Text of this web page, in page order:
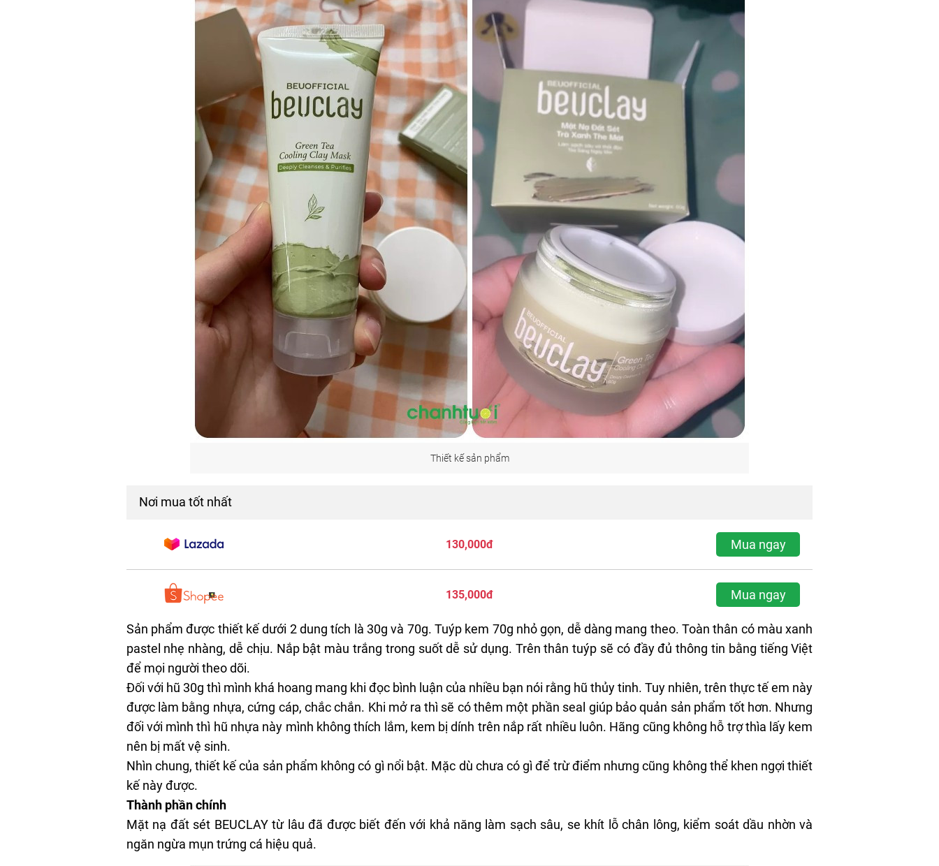
Thiết kế sản phẩm
Nơi mua tốt nhất
130,000đ Mua ngay
135,000đ Mua ngay
Sản phẩm được thiết kế dưới 2 dung tích là 30g và 70g. Tuýp kem 70g nhỏ gọn, dễ dàng mang theo. Toàn thân có màu xanh
pastel nhẹ nhàng, dễ chịu. Nắp bật màu trắng trong suốt dễ sử dụng. Trên thân tuýp sẽ có đầy đủ thông tin bằng tiếng Việt
để mọi người theo dõi.
Đối với hũ 30g thì mình khá hoang mang khi đọc bình luận của nhiều bạn nói rằng hũ thủy tinh. Tuy nhiên, trên thực tế em này
được làm bằng nhựa, cứng cáp, chắc chắn. Khi mở ra thì sẽ có thêm một phần seal giúp bảo quản sản phẩm tốt hơn. Nhưng
đối với mình thì hũ nhựa này mình không thích lắm, kem bị dính trên nắp rất nhiều luôn. Hãng cũng không hỗ trợthìa lấy kem
nên bị mất vệ sinh.
Nhìn chung, thiết kế của sản phẩm không có gì nổi bật. Mặc dù chưa có gì để trừ điểm nhưng cũng không thể khen ngợi thiết
kế này được.
Thành phần chính
Mặt nạ đất sét BEUCLAY từ lâu đã được biết đến với khả năng làm sạch sâu, se khít lỗ chân lông, kiểm soát dầu nhờn và
ngăn ngừa mụn trứng cá hiệu quả.